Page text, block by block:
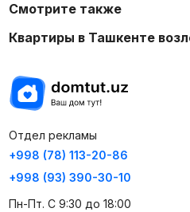
Смотрите также
Квартиры в Ташкенте
Отдел рекламы
+998 (78) 113-20-86
+998 (93) 390-30-10
Пн-Пт. С 9:30 до 18:00